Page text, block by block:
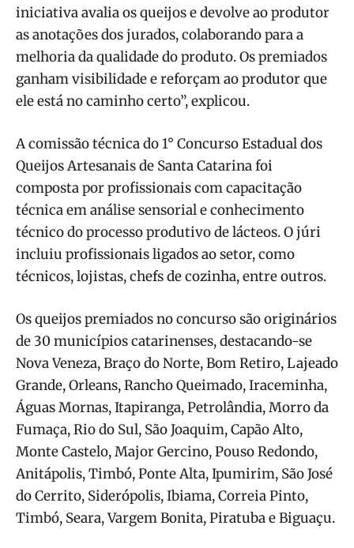
iniciativa avalia os queijos e devolve ao produtor
as anotações dos jurados, colaborando para a
melhoria da qualidade do produto. Os premiados
ganham visibilidade e reforçam ao produtor que
ele está no caminho certo”, explicou.
A comissão técnica do 1° Concurso Estadual dos
Queijos Artesanais de Santa Catarina foi
composta por profissionais com capacitação
técnica em análise sensorial e conhecimento
técnico do processo produtivo de lácteos. O júri
incluiu profissionais ligados ao setor, como
técnicos, lojistas, chefs de cozinha, entre outros.
Os queijos premiados no concurso são originários
de 30 municípios catarinenses, destacando-se
Nova Veneza, Braço do Norte, Bom Retiro, Lajeado
Grande, Orleans, Rancho Queimado, Iraceminha,
Águas Mornas, Itapiranga, Petrolândia, Morro da
Fumaça, Rio do Sul, São Joaquim, Capão Alto,
Monte Castelo, Major Gercino, Pouso Redondo,
Anitápolis, Timbó, Ponte Alta, Ipumirim, São José
do Cerrito, Siderópolis, Ibiama, Correia Pinto,
Timbó, Seara, Vargem Bonita, Piratuba e Biguaçu.